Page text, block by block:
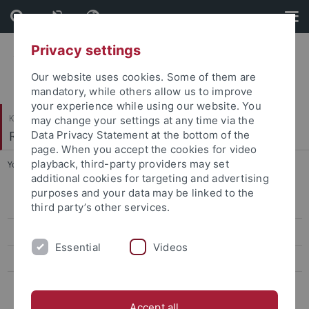
Skip
to
content
Skip
to
footer
Katholisch-Theologische Fakultät
Religionspädagogik
You are here: Startseite ... Autobiographische Schriften
Autobiographische Schriften
Biblische, talmudische und chassidische Schriften
Privacy settings
Our website uses cookies. Some of them are
mandatory, while others allow us to improve
your experience while using our website. You
may change your settings at any time via the
Data Privacy Statement at the bottom of the
page. When you accept the cookies for video
playback, third-party providers may set
additional cookies for targeting and advertising
purposes and your data may be linked to the
third party’s other services.
Essential Videos